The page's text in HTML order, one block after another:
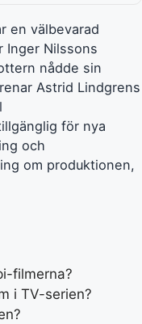
en välbevarad
Inger Nilssons
nådde sin
Astrid Lindgrens
för nya
och
om produktionen,
filmerna?
i TV-serien?